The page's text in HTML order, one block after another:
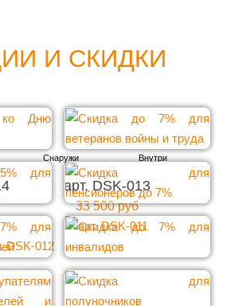
арт. DSK-013
33 500 руб
И СКИДКИ